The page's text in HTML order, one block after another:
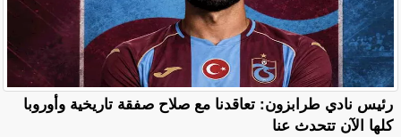
رئيس نادي طرابزون: تعاقدنا مع صلاح صفقة تاريخية وأوروبا
كلها الآن تتحدث عنا